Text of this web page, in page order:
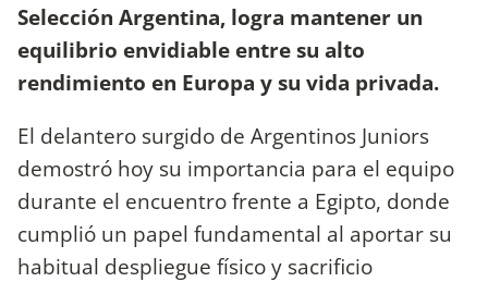
Selección Argentina, logra mantener un
equilibrio envidiable entre su alto
rendimiento en Europa y su vida privada.
El delantero surgido de Argentinos Juniors
demostró hoy su importancia para el equipo
durante el encuentro frente a Egipto, donde
cumplió un papel fundamental al aportar su
habitual despliegue físico y sacrificio